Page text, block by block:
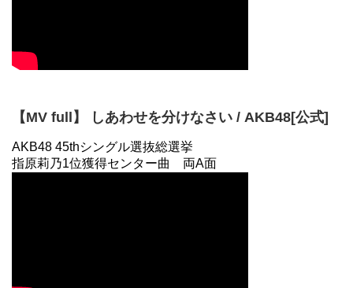
【MV full】 しあわせを分けなさい / AKB48[公式]
AKB48 45thシングル選抜総選挙
指原莉乃1位獲得センター曲 両A面